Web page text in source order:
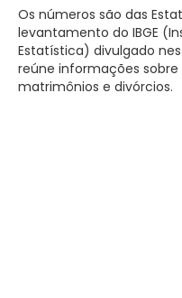
Os números são das
levantamento do IBGE
Estatística) divulgado
reúne informações
matrimônios e divórcios.